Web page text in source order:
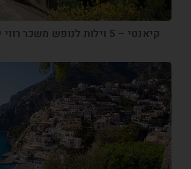
קיאנטי – 5 וילות לנופש משכר רווי יין בטוסקנה